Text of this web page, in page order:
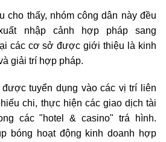
cho thấy, nhóm công dân này đều
nhập cảnh hợp pháp sang
các cơ sở được giới thiệu là kinh
giải trí hợp pháp.
tuyển dụng vào các vị trí liên
chi, thực hiện các giao dịch tài
các "hotel & casino" trá hình.
bóng hoạt động kinh doanh hợp